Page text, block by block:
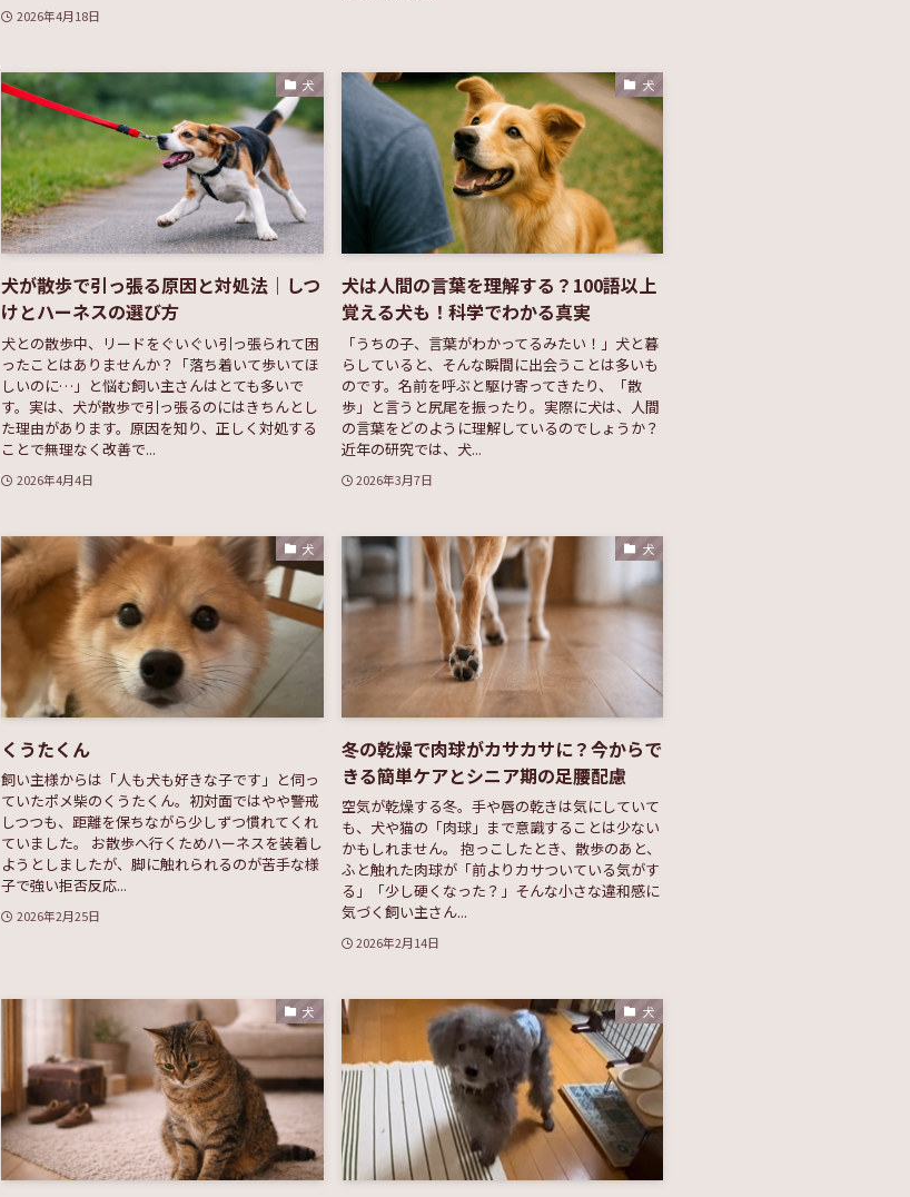
2026年4月18日
犬
犬が散歩で引っ張る原因と対処法｜しつ
けとハーネスの選び方
犬との散歩中、リードをぐいぐい引っ張られて困
ったことはありませんか？「落ち着いて歩いてほ
しいのに…」と悩む飼い主さんはとても多いで
す。実は、犬が散歩で引っ張るのにはきちんとし
た理由があります。原因を知り、正しく対処する
ことで無理なく改善で...
2026年4月4日
犬
犬は人間の言葉を理解する？100語以上
覚える犬も！科学でわかる真実
「うちの子、言葉がわかってるみたい！」犬と暮
らしていると、そんな瞬間に出会うことは多いも
のです。名前を呼ぶと駆け寄ってきたり、「散
歩」と言うと尻尾を振ったり。実際に犬は、人間
の言葉をどのように理解しているのでしょうか？
近年の研究では、犬...
2026年3月7日
犬
くうたくん
飼い主様からは「人も犬も好きな子です」と伺っ
ていたポメ柴のくうたくん。初対面ではやや警戒
しつつも、距離を保ちながら少しずつ慣れてくれ
ていました。 お散歩へ行くためハーネスを装着し
ようとしましたが、脚に触れられるのが苦手な様
子で強い拒否反応...
2026年2月25日
犬
冬の乾燥で肉球がカサカサに？今からで
きる簡単ケアとシニア期の足腰配慮
空気が乾燥する冬。手や唇の乾きは気にしていて
も、犬や猫の「肉球」まで意識することは少ない
かもしれません。 抱っこしたとき、散歩のあと、
ふと触れた肉球が「前よりカサついている気がす
る」「少し硬くなった？」そんな小さな違和感に
気づく飼い主さん...
2026年2月14日
犬 犬